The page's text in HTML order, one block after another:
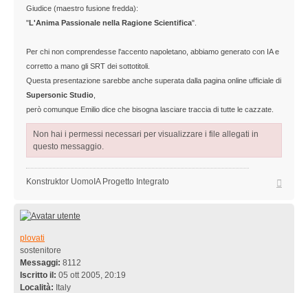
Giudice (maestro fusione fredda):
"L'Anima Passionale nella Ragione Scientifica".
Per chi non comprendesse l'accento napoletano, abbiamo generato con IA e
corretto a mano gli SRT dei sottotitoli.
Questa presentazione sarebbe anche superata dalla pagina online ufficiale di
Supersonic Studio
però comunque Emilio dice che bisogna lasciare traccia di tutte le cazzate.
Non hai i permessi necessari per visualizzare i file allegati in
questo messaggio.
Konstruktor UomoIA Progetto Integrato
plovati
sostenitore
Messaggi: 8112
Iscritto il: 05 ott 2005, 20:19
Località: Italy